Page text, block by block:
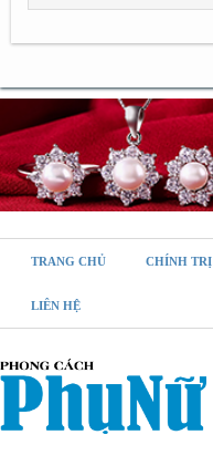
TRANG CHỦ CHÍNH TRỊ
LIÊN HỆ